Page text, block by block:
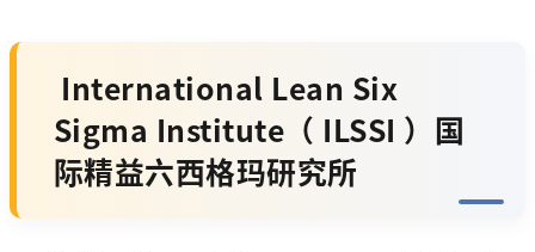
International Lean Six
Sigma Institute（ ILSSI ）国
际精益六西格玛研究所